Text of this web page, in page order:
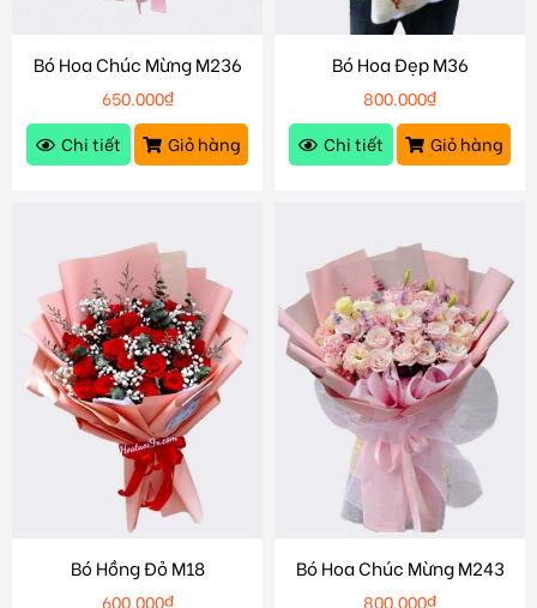
Bó Hoa Chúc Mừng M236
650.000₫
Chi tiết
Giỏ hàng
Bó Hoa Đẹp M36
800.000₫
Chi tiết
Giỏ hàng
Bó Hồng Đỏ M18
600.000₫
Bó Hoa Chúc Mừng M243
800.000₫